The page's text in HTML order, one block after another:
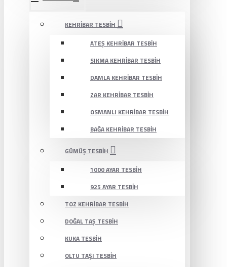
KEHRIBAR TESBIH
ATEŞ KEHRIBAR TESBIH
SIKMA KEHRIBAR TESBIH
DAMLA KEHRIBAR TESBIH
ZAR KEHRIBAR TESBIH
OSMANLI KEHRIBAR TESBIH
BAĞA KEHRIBAR TESBIH
GÜMÜŞ TESBIH
1000 AYAR TESBIH
925 AYAR TESBIH
TOZ KEHRIBAR TESBIH
DOĞAL TAŞ TESBIH
KUKA TESBIH
OLTU TAŞI TESBIH